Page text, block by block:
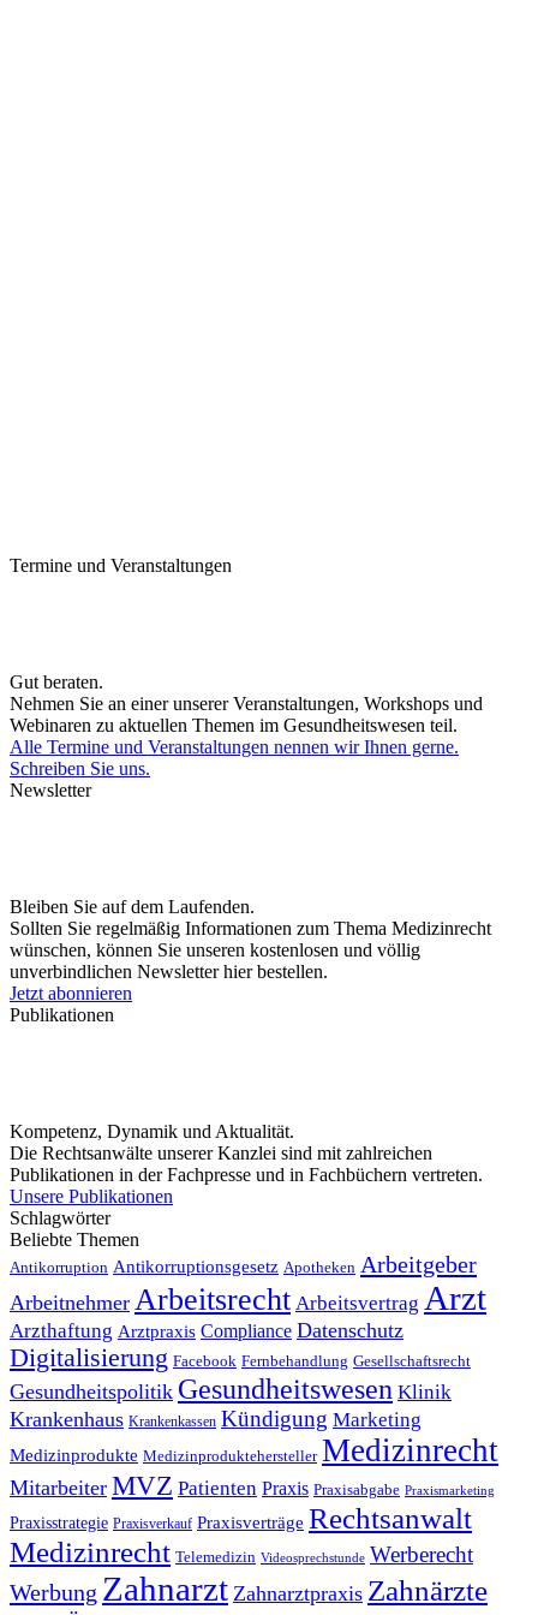
Termine und Veranstaltungen
Gut beraten.
Nehmen Sie an einer unserer Veranstaltungen, Workshops und
Webinaren zu aktuellen Themen im Gesundheitswesen teil.
Alle Termine und Veranstaltungen nennen wir Ihnen gerne.
Schreiben Sie uns.
Newsletter
Bleiben Sie auf dem Laufenden.
Sollten Sie regelmäßig Informationen zum Thema Medizinrecht
wünschen, können Sie unseren kostenlosen und völlig
unverbindlichen Newsletter hier bestellen.
Jetzt abonnieren
Publikationen
Kompetenz, Dynamik und Aktualität.
Die Rechtsanwälte unserer Kanzlei sind mit zahlreichen
Publikationen in der Fachpresse und in Fachbüchern vertreten.
Unsere Publikationen
Schlagwörter
Beliebte Themen
Antikorruption Antikorruptionsgesetz Apotheken Arbeitgeber
Arbeitnehmer Arbeitsrecht Arbeitsvertrag Arzt
Arzthaftung Arztpraxis Compliance Datenschutz
Digitalisierung Facebook Fernbehandlung Gesellschaftsrecht
Gesundheitspolitik Gesundheitswesen Klinik
Krankenhaus Krankenkassen Kündigung Marketing
Medizinprodukte Medizinproduktehersteller Medizinrecht
Mitarbeiter MVZ Patienten Praxis Praxisabgabe Praxismarketing
Praxisstrategie Praxisverkauf Praxisverträge Rechtsanwalt
Medizinrecht Telemedizin Videosprechstunde Werberecht
Werbung Zahnarzt Zahnarztpraxis Zahnärzte